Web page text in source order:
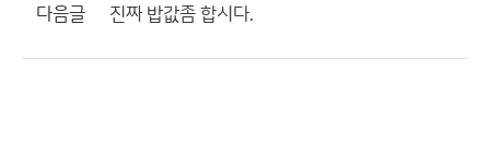
다음글 진짜 밥값좀 합시다.